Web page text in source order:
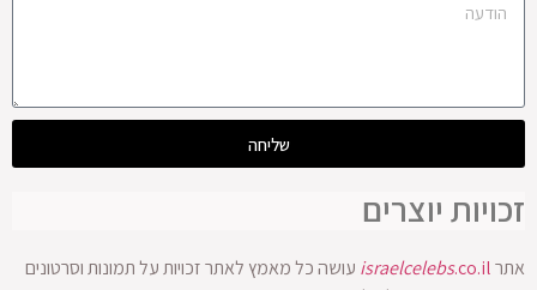
שליחה
זכויות יוצרים
אתר israelcelebs.co.il
עושה כל מאמץ לאתר זכויות על תמונות וסרטונים